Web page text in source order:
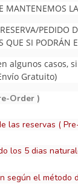
PEDIDO
QUE SI PODRÁN
algunos casos,
Gratuito)
Order )
las reservas (
los 5 dias
según el método